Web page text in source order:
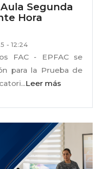
Segunda
Hora
- 12:24
FAC - EPFAC se
para la Prueba de
Leer más